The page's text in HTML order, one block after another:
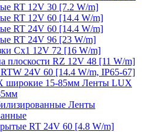
RT 12V 30 [7.2 W/m]
RT 12V 60 [14.4 W/m]
RT 24V 60 [14.4 W/m]
RT 24V 96 [23 W/m]
Cx1 12V 72 [16 W/m]
плоскости RZ 12V 48 [11 W/m]
RTW 24V 60 [14.4 W/m, IP65-67]
Ленты LUX
Ленты
RT 24V 60 [4.8 W/m]